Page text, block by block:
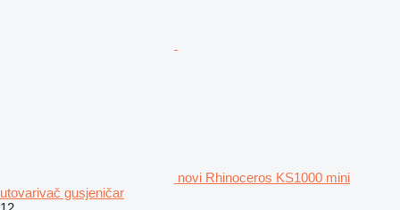
novi Rhinoceros KS1000 mini
utovarivač gusjeničar